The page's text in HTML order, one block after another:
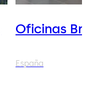
Oficinas
España